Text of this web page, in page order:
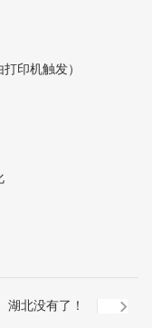
印机触发）
湖北没有了！